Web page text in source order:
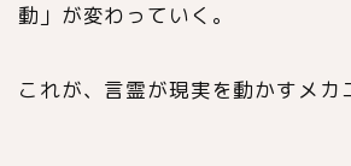
動」が変わっていく。
これが、言霊が現実を動かすメカ